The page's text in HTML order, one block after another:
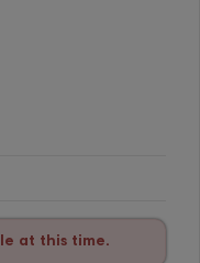
at this time.